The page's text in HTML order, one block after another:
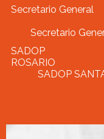
Secretario General
Secretario
SADOP
SADOP